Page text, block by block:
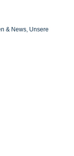
& News, Unsere